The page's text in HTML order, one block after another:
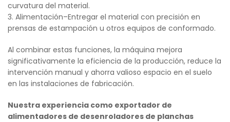
curvatura del material.
3. Alimentación–Entregar el material con precisión en
prensas de estampación u otros equipos de conformado.
Al combinar estas funciones, la máquina mejora
significativamente la eficiencia de la producción, reduce la
intervención manual y ahorra valioso espacio en el suelo
en las instalaciones de fabricación.
Nuestra experiencia como exportador de
alimentadores de desenroladores de planchas